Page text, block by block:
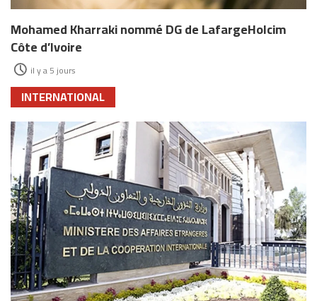
Mohamed Kharraki nommé DG de LafargeHolcim
Côte d’Ivoire
il y a 5 jours
INTERNATIONAL